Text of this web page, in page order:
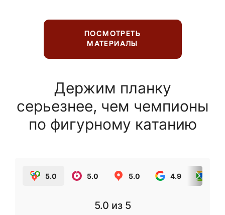
ПОСМОТРЕТЬ
МАТЕРИАЛЫ
Держим планку
серьезнее, чем чемпионы
по фигурному катанию
5.0 5.0 5.0 4.9
5.0 из 5